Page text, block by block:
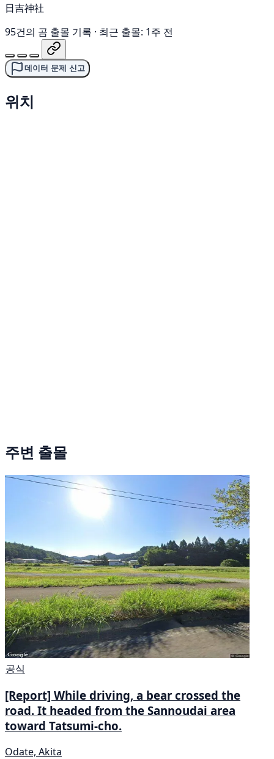
日吉神社
95건의 곰 출몰 기록 · 최근 출몰: 1주 전
데이터 문제 신고
위치
주변 출몰
공식
[Report] While driving, a bear crossed the
road. It headed from the Sannoudai area
toward Tatsumi-cho.
Odate, Akita